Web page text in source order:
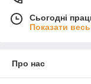
Сьогодні
Показати
Про нас